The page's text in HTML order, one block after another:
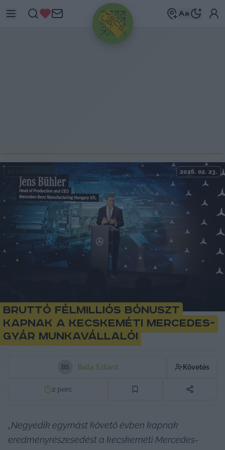
HIRDETÉS
KECSKEMÉTEN 2026. 02. 23.
Bruttó félmilliós bónuszt
kapnak a kecskeméti Mercedes-
gyár munkavállalói
BS Balla Szilárd Követés
2 perc
„Negyedik egymást követő évben kapnak
eredményrészesedést a kecskeméti Mercedes-